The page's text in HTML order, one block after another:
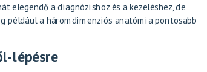
elegendő a diagnózishoz és a kezeléshez, de
például a háromdimenziós anatómia pontosabb
lépésre